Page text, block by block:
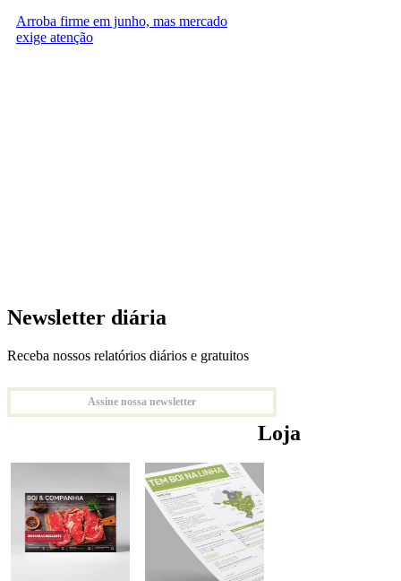
Arroba firme em junho, mas mercado
exige atenção
Newsletter diária
Receba nossos relatórios diários e gratuitos
Assine nossa newsletter
Loja